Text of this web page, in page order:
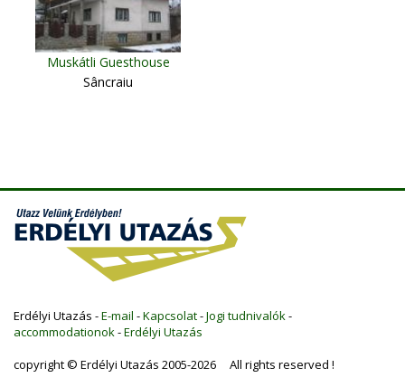
Muskátli Guesthouse
Sâncraiu
Erdélyi Utazás -E-mail -Kapcsolat-Jogi tudnivalók-
accommodationok-Erdélyi Utazás
copyright © Erdélyi Utazás 2005-2026 All rights reserved !